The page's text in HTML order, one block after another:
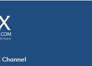
Channel